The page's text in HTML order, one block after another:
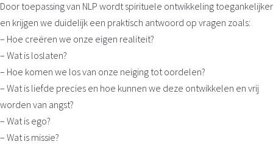
Door toepassing van NLP wordt spirituele ontwikkeling toegankelijker
en krijgen we duidelijk een praktisch antwoord op vragen zoals:
– Hoe creëren we onze eigen realiteit?
– Wat is loslaten?
– Hoe komen we los van onze neiging tot oordelen?
– Wat is liefde precies en hoe kunnen we deze ontwikkelen en vrij
worden van angst?
– Wat is ego?
– Wat is missie?